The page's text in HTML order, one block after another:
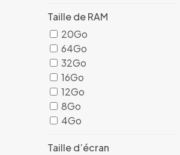
Taille de RAM
20Go
64Go
32Go
16Go
12Go
8Go
4Go
Taille d’écran